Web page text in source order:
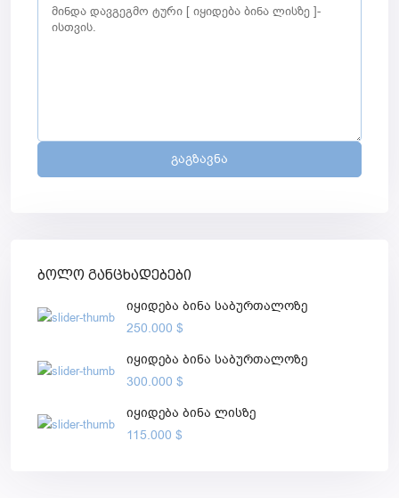
ბოლო განცხადებები
იყიდება ბინა საბურთალოზე
250.000 $
იყიდება ბინა საბურთალოზე
300.000 $
იყიდება ბინა ლისზე
115.000 $